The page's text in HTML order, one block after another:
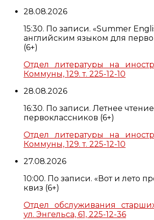
28.08.2026
15:30. По записи. «Summer
английским языком для
(6+)
Отдел литературы на
Коммуны, 129. т. 225-12-10
28.08.2026
16:30. По записи. Летнее
первоклассников (6+)
Отдел литературы на
Коммуны, 129. т. 225-12-10
27.08.2026
10:00. По записи. «Вот и лето
квиз (6+)
Отдел обслуживания
ул. Энгельса, 61, 225-12-36